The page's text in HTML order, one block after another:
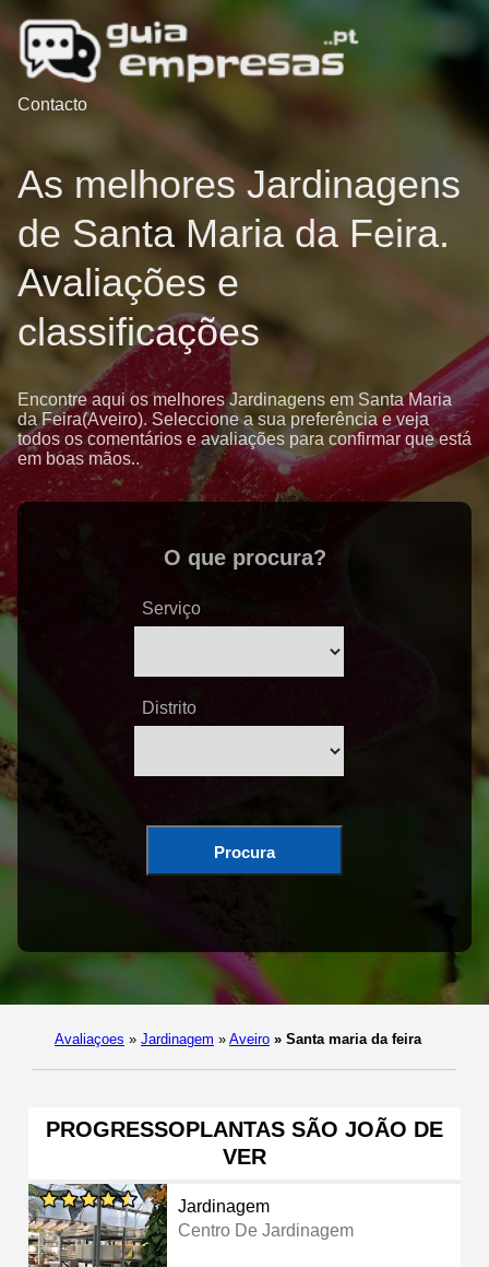
Contacto
As melhores Jardinagens
de Santa Maria da Feira.
Avaliações e
classificações
Encontre aqui os melhores Jardinagens em Santa Maria
da Feira(Aveiro). Seleccione a sua preferência e veja
todos os comentários e avaliações para confirmar que está
em boas mãos..
O que procura?
Serviço
Distrito
Procura
Avaliaçoes » Jardinagem » Aveiro » Santa maria da feira
PROGRESSOPLANTAS SÃO JOÃO DE
VER
Jardinagem
Centro De Jardinagem